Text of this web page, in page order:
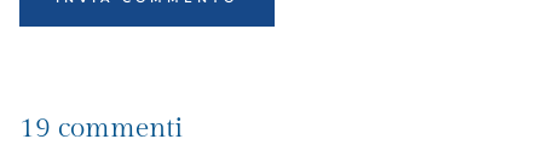
19 commenti